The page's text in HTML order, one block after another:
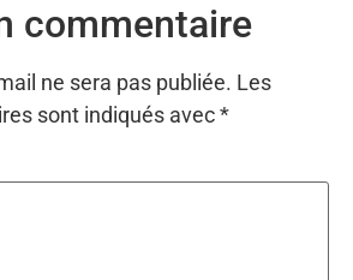
commentaire
ne sera pas publiée. Les
sont indiqués avec*